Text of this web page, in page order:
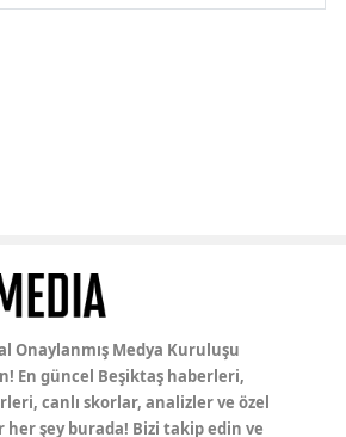
Onaylanmış Medya Kuruluşu
En güncel Beşiktaş haberleri,
canlı skorlar, analizler ve özel
şey burada! Bizi takip edin ve